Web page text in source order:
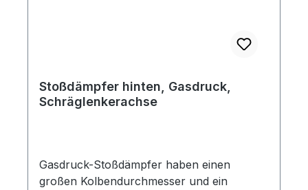
Stoßdämpfer hinten, Gasdruck,
Schräglenkerachse
Gasdruck-Stoßdämpfer haben einen
großen Kolbendurchmesser und ein